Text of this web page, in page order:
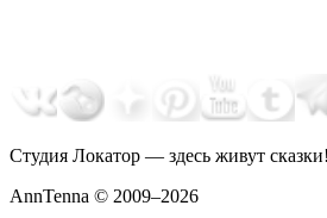
Студия Локатор — здесь живут сказки!
AnnTenna © 2009–2026